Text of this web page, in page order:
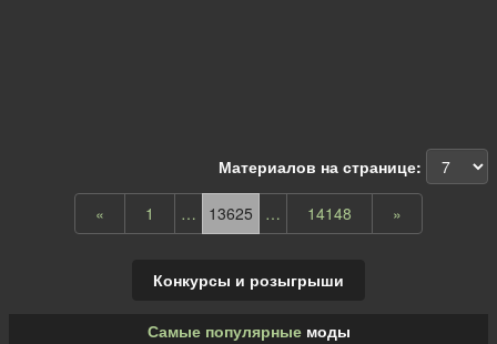
Материалов на странице:
« 1 … 13625 … 14148 »
Конкурсы и розыгрыши
Самые популярныемоды